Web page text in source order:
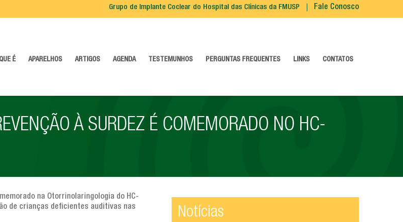
Grupo de Implante Coclear do Hospital das Clínicas da FMUSP Fale Conosco
É APARELHOS ARTIGOS AGENDA TESTEMUNHOS PERGUNTAS FREQUENTES LINKS CONTATOS
À SURDEZ É COMEMORADO NO HC-
na Otorrinolaringologia do HC-
de crianças deficientes auditivas nas
Notícias